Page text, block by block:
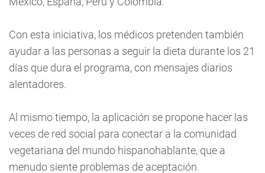
Con esta iniciativa, los médicos pretenden también
ayudar a las personas a seguir la dieta durante los 21
días que dura el programa, con mensajes diarios
alentadores.
Al mismo tiempo, la aplicación se propone hacer las
veces de red social para conectar a la comunidad
vegetariana del mundo hispanohablante, que a
menudo siente problemas de aceptación.